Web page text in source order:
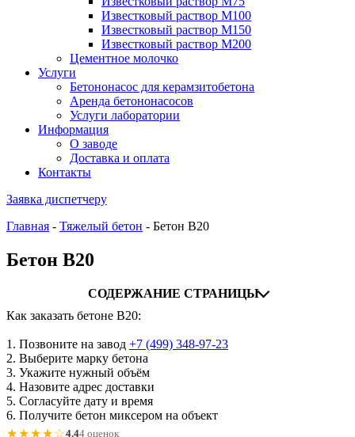
Известковый раствор М100
Известковый раствор М150
Известковый раствор М200
Цементное молочко
Услуги
Бетононасос для керамзитобетона
Аренда бетононасосов
Услуги лаборатории
Информация
О заводе
Доставка и оплата
Контакты
Заявка диспетчеру
Главная - Тяжелый бетон - Бетон B20
Бетон B20
СОДЕРЖАНИЕ СТРАНИЦЫ
Как заказать бетоне B20:
1. Позвоните на завод +7 (499) 348-97-23
2. Выберите марку бетона
3. Укажите нужный объём
4. Назовите адрес доставки
5. Согласуйте дату и время
6. Получите бетон миксером на объект
★★★★☆4.44 оценок